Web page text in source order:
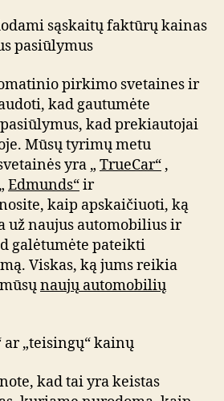
sąskaitų faktūrų kainas
pasiūlymus
pirkimo svetaines ir
kad gautumėte
kad prekiautojai
Mūsų tyrimų metu
yra „ TrueCar“ ,
Edmunds“ir
kaip apskaičiuoti, ką
už naujus automobilius ir
galėtumėte pateikti
Viskas, ką jums reikia
naujų automobilių
ar „teisingų“ kainų
kad tai yra keistas